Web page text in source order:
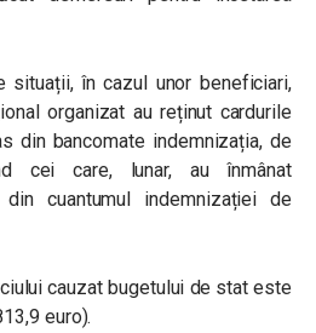
situații, în cazul unor beneficiari,
organizat au reținut cardurile
din bancomate indemnizația, de
cei care, lunar, au înmânat
din cuantumul indemnizației de
cauzat bugetului de stat este
euro).